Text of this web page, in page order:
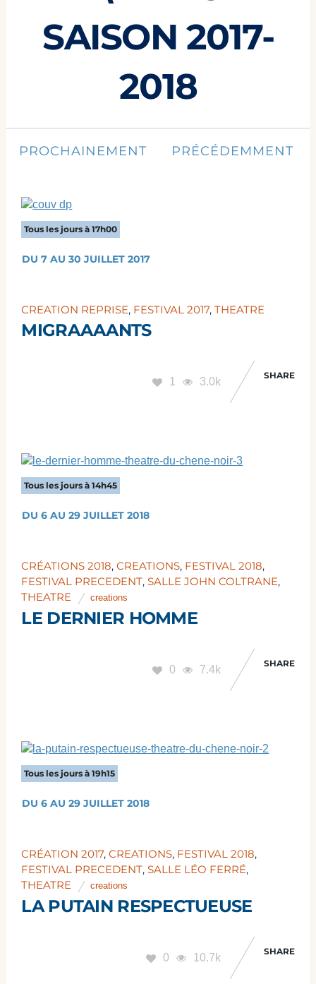
SAISON 2017-
2018
PROCHAINEMENT PRÉCÉDEMMENT
Tous les jours à 17h00
DU 7 AU 30 JUILLET 2017
CREATION REPRISE, FESTIVAL 2017,THEATRE
MIGRAAAANTS
1 3.0k
SHARE
Tous les jours à 14h45
DU 6 AU 29 JUILLET 2018
CRÉATIONS 2018,CREATIONS, FESTIVAL 2018,
FESTIVAL PRECEDENT,SALLE JOHN COLTRANE,
THEATRE
creations
LE DERNIER HOMME
0 7.4k
SHARE
Tous les jours à 19h15
DU 6 AU 29 JUILLET 2018
CRÉATION 2017,CREATIONS, FESTIVAL 2018,
FESTIVAL PRECEDENT,SALLE LÉO FERRÉ,
THEATRE
creations
LA PUTAIN RESPECTUEUSE
0 10.7k
SHARE